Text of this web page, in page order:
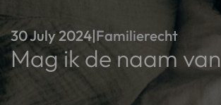
30 July 2024|Familierecht
Mag ik de naam